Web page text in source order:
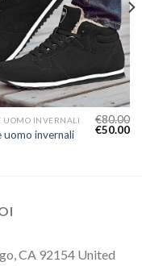
UOMO INVERNALI
uomo invernali
€80.00
€50.00
CA 92154 United